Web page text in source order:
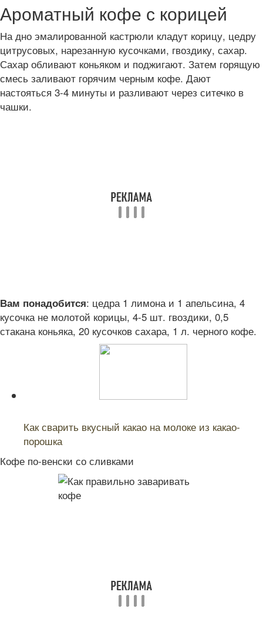
Ароматный кофе с корицей
На дно эмалированной кастрюли кладут корицу, цедру
цитрусовых, нарезанную кусочками, гвоздику, сахар.
Сахар обливают коньяком и поджигают. Затем горящую
смесь заливают горячим черным кофе. Дают
настояться 3-4 минуты и разливают через ситечко в
чашки.
Вам понадобится: цедра 1 лимона и 1 апельсина, 4
кусочка не молотой корицы, 4-5 шт. гвоздики, 0,5
стакана коньяка, 20 кусочков сахара, 1 л. черного кофе.
Как сварить вкусный какао на молоке из какао-
порошка
Кофе по-венски со сливками